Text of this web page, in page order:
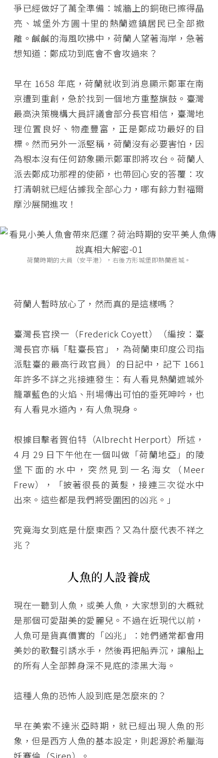
爭已經做好了萬全準備：城牆上的銅砲已擦得晶
亮、城堡外方圓十里的熱蘭遮鎮居民已全部撤
離。鹹鹹的海風吹拂中，荷蘭人望著海岸，急著
想知道：鄭成功到底會不會攻過來？
早在 1658 年底，荷蘭就收到消息顯示鄭軍在南
京遭到重創，急於找到一個地方重整旗鼓。臺灣
最高決策機構大員評議會部分長官相信，臺灣地
理位置良好、物產豐富，正是鄭成功最好的目
標。然而另外一派堅稱，荷蘭沒有必要害怕，因
為根本沒有任何跡象顯示鄭軍即將攻台。荷蘭人
派去鄭成功那裡的使節，也帶回心安的答覆：攻
打清朝就已經佔據我全部心力，哪有餘力對福爾
摩沙展開進攻！
荷蘭時期的大員（安平港），右後方形城堡即熱蘭遮城。
荷蘭人暫時放心了，然而真的是這樣嗎？
臺灣長官揆一（Frederick Coyett）（編按：臺
灣長官亦稱「駐臺長官」，為荷蘭東印度公司指
派駐臺的最高行政官員）的日記中，記下 1661
年許多不詳之兆接連發生：有人看見熱蘭遮城外
籠罩藍色的火焰、刑場傳出可怕的垂死呻吟，也
有人看見水道內，有人魚現身。
根據目擊者賀伯特（Albrecht Herport）所述，
4 月 29 日下午他在一個叫做「荷蘭地亞」的陵
堡下面的水中，突然見到一名海女（Meer
Frew），「披著很長的黃髮，接連三次從水中
出來。這些都是我們將受圍困的凶兆。」
究竟海女到底是什麼東西？又為什麼代表不祥之
兆？
人魚的人設養成
現在一聽到人魚，或美人魚，大家想到的大概就
是那個可愛甜美的愛麗兒。不過在近現代以前，
人魚可是貨真價實的「凶兆」：她們通常都會用
美妙的歌聲引誘水手，然後再把船弄沉，讓船上
的所有人全部葬身深不見底的漆黑大海。
這種人魚的恐怖人設到底是怎麼來的？
早在美索不達米亞時期，就已經出現人魚的形
象，但是西方人魚的基本設定，則起源於希臘海